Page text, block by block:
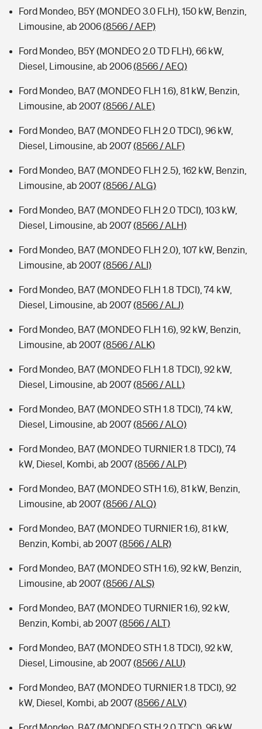
Ford Mondeo, B5Y (MONDEO 3.0 FLH), 150 kW, Benzin,
Limousine, ab 2006(8566 / AEP)
Ford Mondeo, B5Y (MONDEO 2.0 TD FLH), 66 kW,
Diesel, Limousine, ab 2006(8566 / AEQ)
Ford Mondeo, BA7 (MONDEO FLH 1.6), 81 kW, Benzin,
Limousine, ab 2007(8566 / ALE)
Ford Mondeo, BA7 (MONDEO FLH 2.0 TDCI), 96 kW,
Diesel, Limousine, ab 2007(8566 / ALF)
Ford Mondeo, BA7 (MONDEO FLH 2.5), 162 kW, Benzin,
Limousine, ab 2007(8566 / ALG)
Ford Mondeo, BA7 (MONDEO FLH 2.0 TDCI), 103 kW,
Diesel, Limousine, ab 2007(8566 / ALH)
Ford Mondeo, BA7 (MONDEO FLH 2.0), 107 kW, Benzin,
Limousine, ab 2007(8566 / ALI)
Ford Mondeo, BA7 (MONDEO FLH 1.8 TDCI), 74 kW,
Diesel, Limousine, ab 2007(8566 / ALJ)
Ford Mondeo, BA7 (MONDEO FLH 1.6), 92 kW, Benzin,
Limousine, ab 2007(8566 / ALK)
Ford Mondeo, BA7 (MONDEO FLH 1.8 TDCI), 92 kW,
Diesel, Limousine, ab 2007(8566 / ALL)
Ford Mondeo, BA7 (MONDEO STH 1.8 TDCI), 74 kW,
Diesel, Limousine, ab 2007(8566 / ALO)
Ford Mondeo, BA7 (MONDEO TURNIER 1.8 TDCI), 74
kW, Diesel, Kombi, ab 2007(8566 / ALP)
Ford Mondeo, BA7 (MONDEO STH 1.6), 81 kW, Benzin,
Limousine, ab 2007(8566 / ALQ)
Ford Mondeo, BA7 (MONDEO TURNIER 1.6), 81 kW,
Benzin, Kombi, ab 2007(8566 / ALR)
Ford Mondeo, BA7 (MONDEO STH 1.6), 92 kW, Benzin,
Limousine, ab 2007(8566 / ALS)
Ford Mondeo, BA7 (MONDEO TURNIER 1.6), 92 kW,
Benzin, Kombi, ab 2007(8566 / ALT)
Ford Mondeo, BA7 (MONDEO STH 1.8 TDCI), 92 kW,
Diesel, Limousine, ab 2007(8566 / ALU)
Ford Mondeo, BA7 (MONDEO TURNIER 1.8 TDCI), 92
kW, Diesel, Kombi, ab 2007(8566 / ALV)